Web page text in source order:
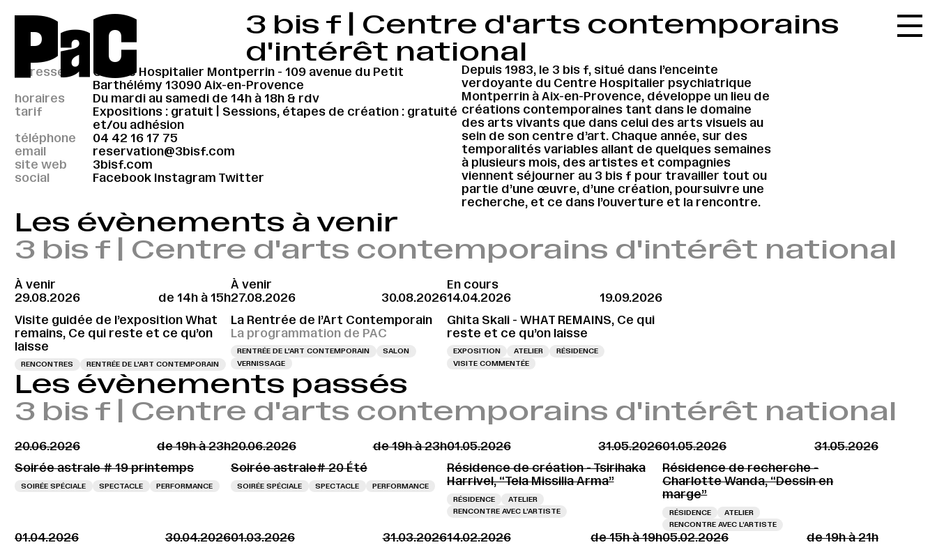
PaC
Accueil
Le festival
Les ressources
Contact
3 bis f | Centre d'arts contemporains
d'intérêt national
adresse
Centre Hospitalier Montperrin - 109 avenue du Petit
Barthélémy 13090 Aix-en-Provence
horaires
Du mardi au samedi de 14h à 18h & rdv
tarif
Expositions : gratuit | Sessions, étapes de création : gratuité
et/ou adhésion
téléphone
04 42 16 17 75
email
reservation@3bisf.com
site web
3bisf.com
social
Facebook Instagram Twitter
Depuis 1983, le 3 bis f, situé dans l’enceinte
verdoyante du Centre Hospitalier psychiatrique
Montperrin à Aix-en-Provence, développe un lieu de
créations contemporaines tant dans le domaine
des arts vivants que dans celui des arts visuels au
sein de son centre d’art. Chaque année, sur des
temporalités variables allant de quelques semaines
à plusieurs mois, des artistes et compagnies
viennent séjourner au 3 bis f pour travailler tout ou
partie d’une œuvre, d’une création, poursuivre une
recherche, et ce dans l’ouverture et la rencontre.
Les évènements à venir
3 bis f | Centre d'arts contemporains d'intérêt national
À venir
29.08.2026
de 14h à 15h
Visite guidée de l’exposition What
remains, Ce qui reste et ce qu’on
laisse
RENCONTRES RENTRÉE DE L'ART CONTEMPORAIN
À venir
27.08.2026
30.08.2026
La Rentrée de l’Art Contemporain
La programmation de PAC
RENTRÉE DE L'ART CONTEMPORAIN
SALON
VERNISSAGE
En cours
14.04.2026
19.09.2026
Ghita Skali - WHAT REMAINS, Ce qui
reste et ce qu’on laisse
EXPOSITION ATELIER
RÉSIDENCE
VISITE COMMENTÉE
Les évènements passés
3 bis f | Centre d'arts contemporains d'intérêt national
20.06.2026
de 19h à 23h
Soirée astrale # 19 printemps
SOIRÉE SPÉCIALE SPECTACLE PERFORMANCE
20.06.2026
de 19h à 23h
Soirée astrale# 20 Été
SOIRÉE SPÉCIALE SPECTACLE PERFORMANCE
01.05.2026
31.05.2026
Résidence de création - Tsirihaka
Harrivel, “Tela Missilia Arma”
RÉSIDENCE
ATELIER
RENCONTRE AVEC L’ARTISTE
01.05.2026
31.05.2026
Résidence de recherche -
Charlotte Wanda, “Dessin en
marge”
RÉSIDENCE
ATELIER
RENCONTRE AVEC L’ARTISTE
01.04.2026
30.04.202601.03.2026
31.03.202614.02.2026
de 15h à 19h05.02.2026
de 19h à 21h